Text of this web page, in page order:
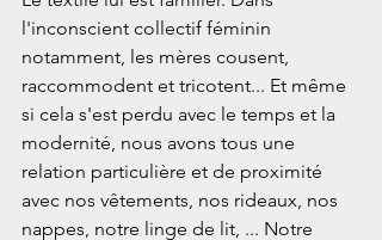
l'inconscient collectif féminin
notamment, les mères cousent,
raccommodent et tricotent... Et même
si cela s'est perdu avec le temps et la
modernité, nous avons tous une
relation particulière et de proximité
avec nos vêtements, nos rideaux, nos
nappes, notre linge de lit, ... Notre